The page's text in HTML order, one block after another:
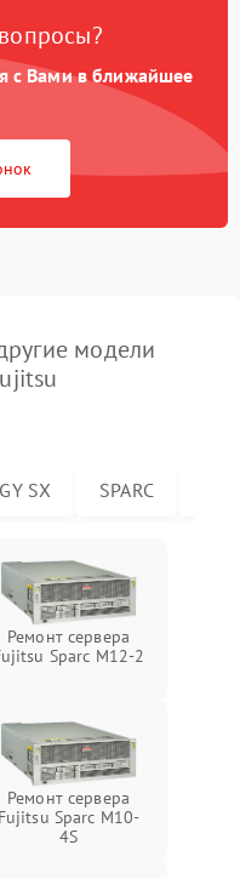
с Вами в ближайшее
модели
SX SPARC
Ремонт сервера
Sparc M12-2
Ремонт сервера
Fujitsu Sparc M10-
4S